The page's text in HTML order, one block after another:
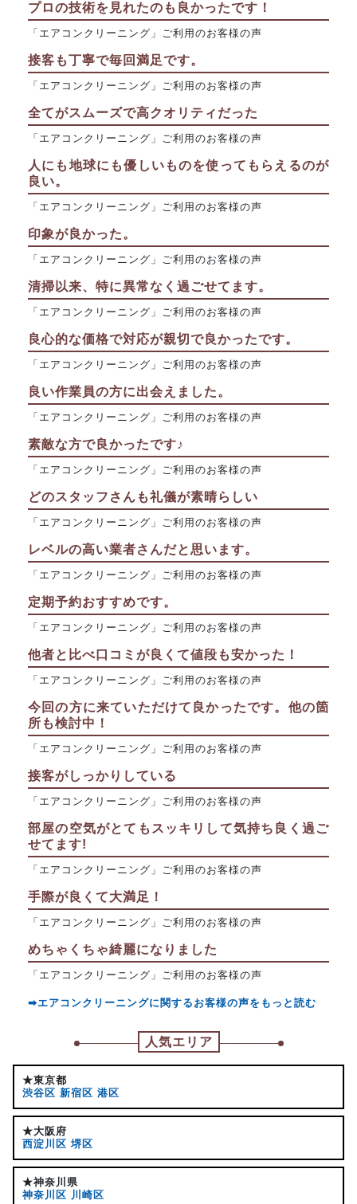
プロの技術を見れたのも良かったです！
「エアコンクリーニング」ご利用のお客様の声
接客も丁寧で毎回満足です。
「エアコンクリーニング」ご利用のお客様の声
全てがスムーズで高クオリティだった
「エアコンクリーニング」ご利用のお客様の声
人にも地球にも優しいものを使ってもらえるのが
良い。
「エアコンクリーニング」ご利用のお客様の声
印象が良かった。
「エアコンクリーニング」ご利用のお客様の声
清掃以来、特に異常なく過ごせてます。
「エアコンクリーニング」ご利用のお客様の声
良心的な価格で対応が親切で良かったです。
「エアコンクリーニング」ご利用のお客様の声
良い作業員の方に出会えました。
「エアコンクリーニング」ご利用のお客様の声
素敵な方で良かったです♪
「エアコンクリーニング」ご利用のお客様の声
どのスタッフさんも礼儀が素晴らしい
「エアコンクリーニング」ご利用のお客様の声
レベルの高い業者さんだと思います。
「エアコンクリーニング」ご利用のお客様の声
定期予約おすすめです。
「エアコンクリーニング」ご利用のお客様の声
他者と比べ口コミが良くて値段も安かった！
「エアコンクリーニング」ご利用のお客様の声
今回の方に来ていただけて良かったです。他の箇
所も検討中！
「エアコンクリーニング」ご利用のお客様の声
接客がしっかりしている
「エアコンクリーニング」ご利用のお客様の声
部屋の空気がとてもスッキリして気持ち良く過ご
せてます!
「エアコンクリーニング」ご利用のお客様の声
手際が良くて大満足！
「エアコンクリーニング」ご利用のお客様の声
めちゃくちゃ綺麗になりました
「エアコンクリーニング」ご利用のお客様の声
➡エアコンクリーニングに関するお客様の声をもっと読む
人気エリア
★東京都
渋谷区 新宿区 港区
★大阪府
西淀川区 堺区
★神奈川県
神奈川区 川崎区